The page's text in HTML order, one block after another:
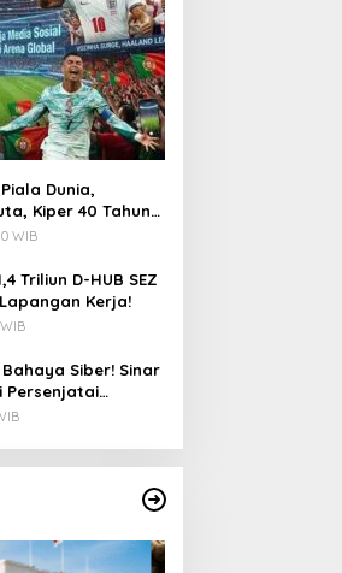
Dunia,
Kiper 40 Tahun
WIB
Triliun D-HUB SEZ
Kerja!
Siber! Sinar
Persenjatai